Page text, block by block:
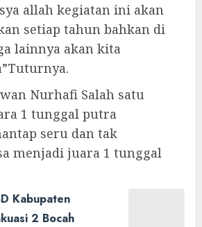
allah kegiatan ini akan
setiap tahun bahkan di
lainnya akan kita
Nurhafi Salah satu
1 tunggal putra
seru dan tak
menjadi juara 1 tunggal
Kabupaten
2 Bocah